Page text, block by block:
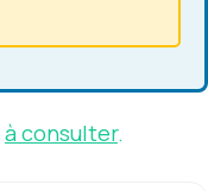
à consulter.